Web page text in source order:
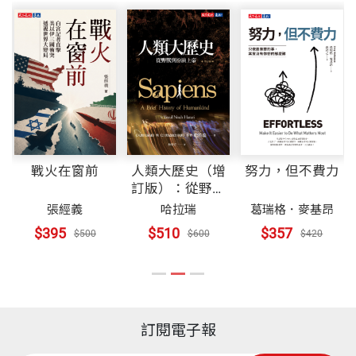
戰火在窗前
張經義
$395 $500
人類大歷史（增
訂版）：從野獸
到扮演上帝 【簡
體版書名：人類
簡史】
哈拉瑞
$510 $600
努力，但不費力
葛瑞格．麥基昂
$357 $420
訂閱電子報